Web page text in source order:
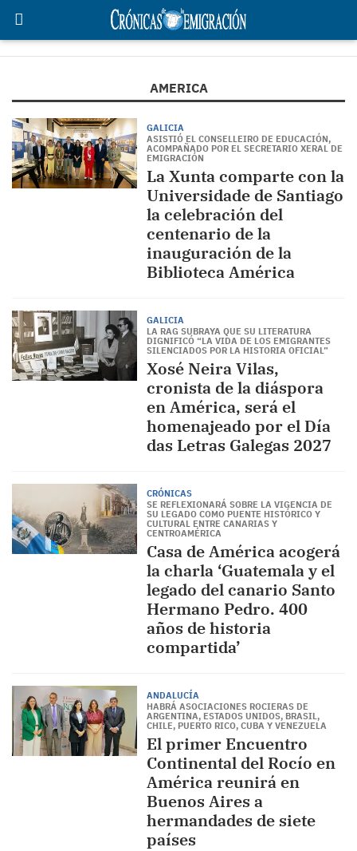
AMERICA
GALICIA
ASISTIÓ EL CONSELLEIRO DE EDUCACIÓN,
ACOMPAÑADO POR EL SECRETARIO XERAL DE
EMIGRACIÓN
La Xunta comparte con la
Universidade de Santiago
la celebración del
centenario de la
inauguración de la
Biblioteca América
GALICIA
LA RAG SUBRAYA QUE SU LITERATURA
DIGNIFICÓ “LA VIDA DE LOS EMIGRANTES
SILENCIADOS POR LA HISTORIA OFICIAL”
Xosé Neira Vilas,
cronista de la diáspora
en América, será el
homenajeado por el Día
das Letras Galegas 2027
CRÓNICAS
SE REFLEXIONARÁ SOBRE LA VIGENCIA DE
SU LEGADO COMO PUENTE HISTÓRICO Y
CULTURAL ENTRE CANARIAS Y
CENTROAMÉRICA
Casa de América acogerá
la charla ‘Guatemala y el
legado del canario Santo
Hermano Pedro. 400
años de historia
compartida’
ANDALUCÍA
HABRÁ ASOCIACIONES ROCIERAS DE
ARGENTINA, ESTADOS UNIDOS, BRASIL,
CHILE, PUERTO RICO, CUBA Y VENEZUELA
El primer Encuentro
Continental del Rocío en
América reunirá en
Buenos Aires a
hermandades de siete
países